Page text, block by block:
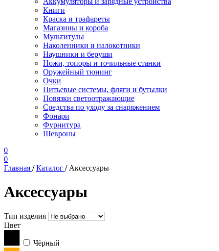
Книги
Краска и трафареты
Магазины и короба
Мультитулы
Наколенники и налокотники
Наушники и беруши
Ножи, топоры и точильные станки
Оружейный тюнинг
Очки
Питьевые системы, фляги и бутылки
Повязки светоотражающие
Средства по уходу за снаряжением
Фонари
Фурнитура
Шевроны
0
0
Главная / Каталог / Аксессуары
Аксессуары
Тип изделия
Цвет
Чёрный